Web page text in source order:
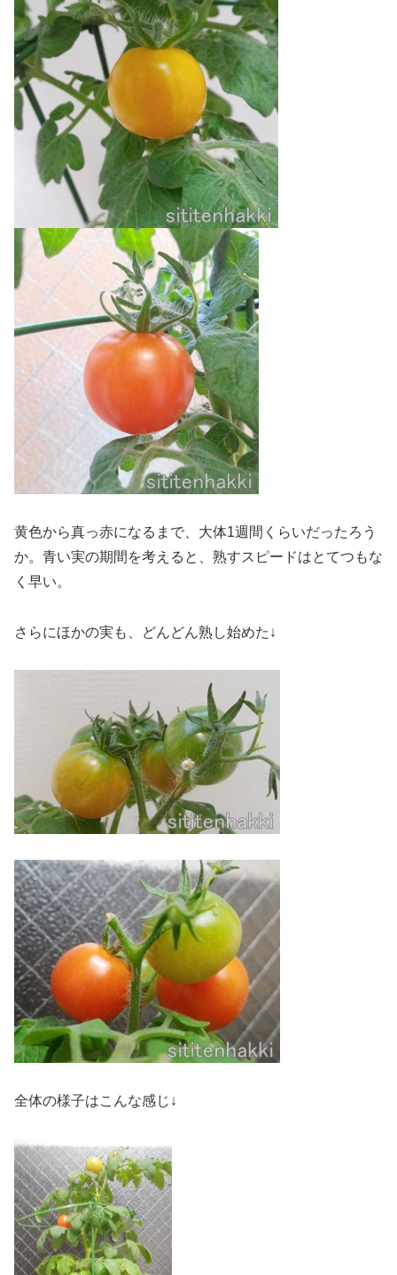
黄色から真っ赤になるまで、大体1週間くらいだったろう
か。青い実の期間を考えると、熟すスピードはとてつもな
く早い。
さらにほかの実も、どんどん熟し始めた↓
全体の様子はこんな感じ↓